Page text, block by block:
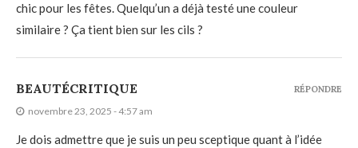
chic pour les fêtes. Quelqu’un a déjà testé une couleur
similaire ? Ça tient bien sur les cils ?
BEAUTÉCRITIQUE
novembre 23, 2025 - 4:57 am
Je dois admettre que je suis un peu sceptique quant à l’idée
RÉPONDRE